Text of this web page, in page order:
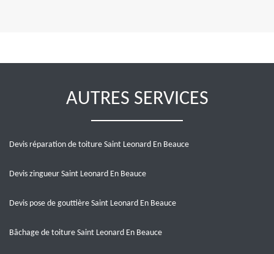
AUTRES SERVICES
Devis réparation de toiture Saint Leonard En Beauce
Devis zingueur Saint Leonard En Beauce
Devis pose de gouttière Saint Leonard En Beauce
Bâchage de toiture Saint Leonard En Beauce